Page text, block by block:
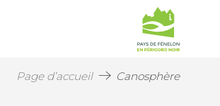
Page d’accueil Canosphère